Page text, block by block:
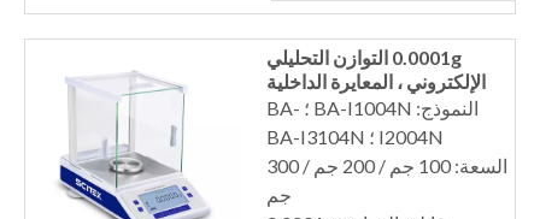
0.0001g التوازن التحليلي
الإلكتروني ، المعايرة الداخلية
النموذج: BA-I1004N ؛ BA-
I2004N ؛ BA-I3104N
السعة: 100 جم / 200 جم / 300
جم